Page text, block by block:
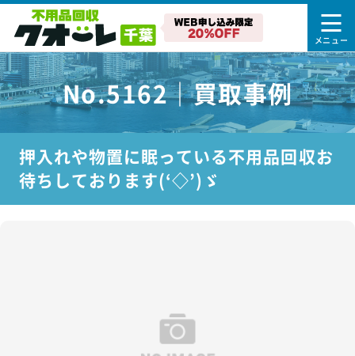
No.5162｜買取事例
押入れや物置に眠っている不用品回収お
待ちしております(‘◇’)ゞ